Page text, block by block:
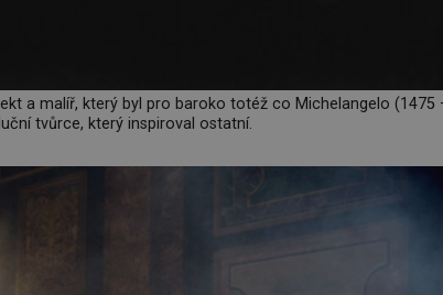
a malíř, který byl pro baroko totéž co Michelangelo (1475
tvůrce, který inspiroval ostatní.